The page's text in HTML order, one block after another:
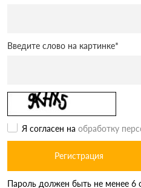
Введите слово на картинке*
Я согласен на обработку
Пароль должен быть не менее 6